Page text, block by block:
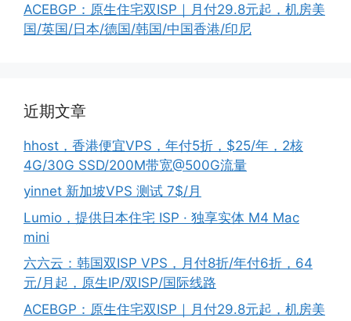
ACEBGP：原生住宅双ISP｜月付29.8元起，机房美
国/英国/日本/德国/韩国/中国香港/印尼
近期文章
hhost，香港便宜VPS，年付5折，$25/年，2核
4G/30G SSD/200M带宽@500G流量
yinnet 新加坡VPS 测试 7$/月
Lumio，提供日本住宅 ISP · 独享实体 M4 Mac
mini
六六云：韩国双ISP VPS，月付8折/年付6折，64
元/月起，原生IP/双ISP/国际线路
ACEBGP：原生住宅双ISP｜月付29.8元起，机房美